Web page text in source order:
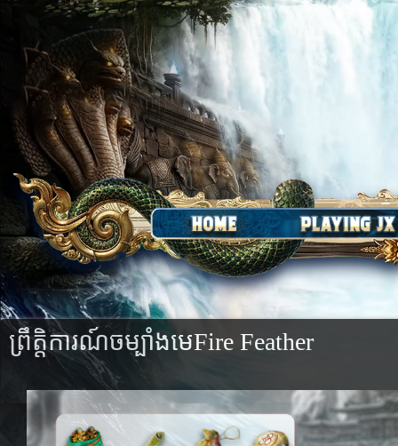
ព្រឹត្តិការណ៍ចម្បាំងមេFire Feather